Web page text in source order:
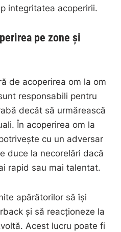
integritatea acoperirii.
pe zone și
de acoperirea om la om
responsabili pentru
decât să urmărească
În acoperirea om la
cu un adversar
duce la necorelări dacă
rapid sau mai talentat.
apărătorilor să își
și să reacționeze la
Acest lucru poate fi